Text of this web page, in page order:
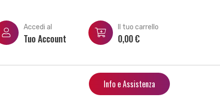
Accedi al
Tuo Account
Il tuo carrello
0,00€
Info e Assistenza